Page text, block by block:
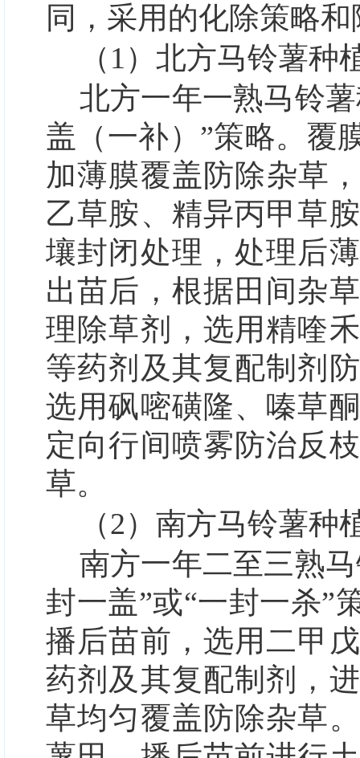
同，采用的化除策略
（1）北方马铃薯种
北方一年一熟马铃
盖（一补）”策略。覆
加薄膜覆盖防除杂草
乙草胺、精异丙甲草
壤封闭处理，处理后
出苗后，根据田间杂
理除草剂，选用精喹
等药剂及其复配制剂
选用砜嘧磺隆、嗪草
定向行间喷雾防治反
草。
（2）南方马铃薯种
南方一年二至三熟
封一盖”或“一封一杀”
播后苗前，选用二甲
药剂及其复配制剂，
草均匀覆盖防除杂草